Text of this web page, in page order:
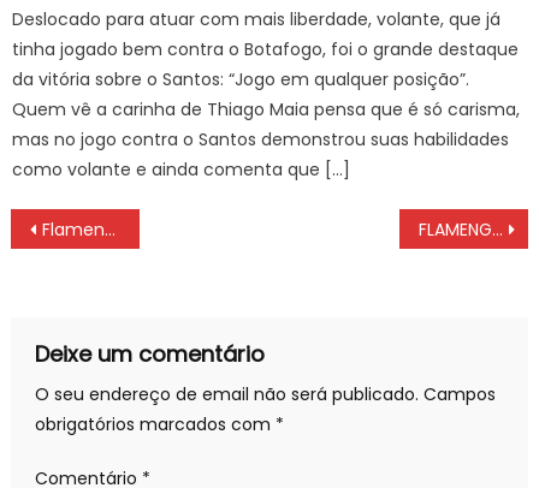
Deslocado para atuar com mais liberdade, volante, que já
tinha jogado bem contra o Botafogo, foi o grande destaque
da vitória sobre o Santos: “Jogo em qualquer posição”.
Quem vê a carinha de Thiago Maia pensa que é só carisma,
mas no jogo contra o Santos demonstrou suas habilidades
como volante e ainda comenta que […]
Navegação
de
Flamengo x Bangu: onde assitir, escalações e fica técnica do jogo do Campeonato Carioca QUARTA (31/03) às 21 hs FLAMENGO ALMEJA R$ 50 MILHÕES A MAIS COM PATROCINADOR E DEPENDERÁ DA TORCIDA
Deixe um comentário
O seu endereço de email não será publicado. Campos
obrigatórios marcados com *
Comentário *